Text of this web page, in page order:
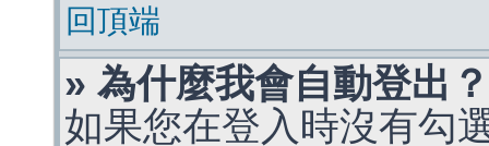
回頂端
» 為什麼我會自動登出？
如果您在登入時沒有勾